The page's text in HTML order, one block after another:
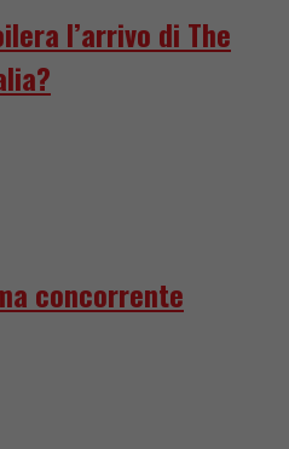
l’arrivo di The
concorrente